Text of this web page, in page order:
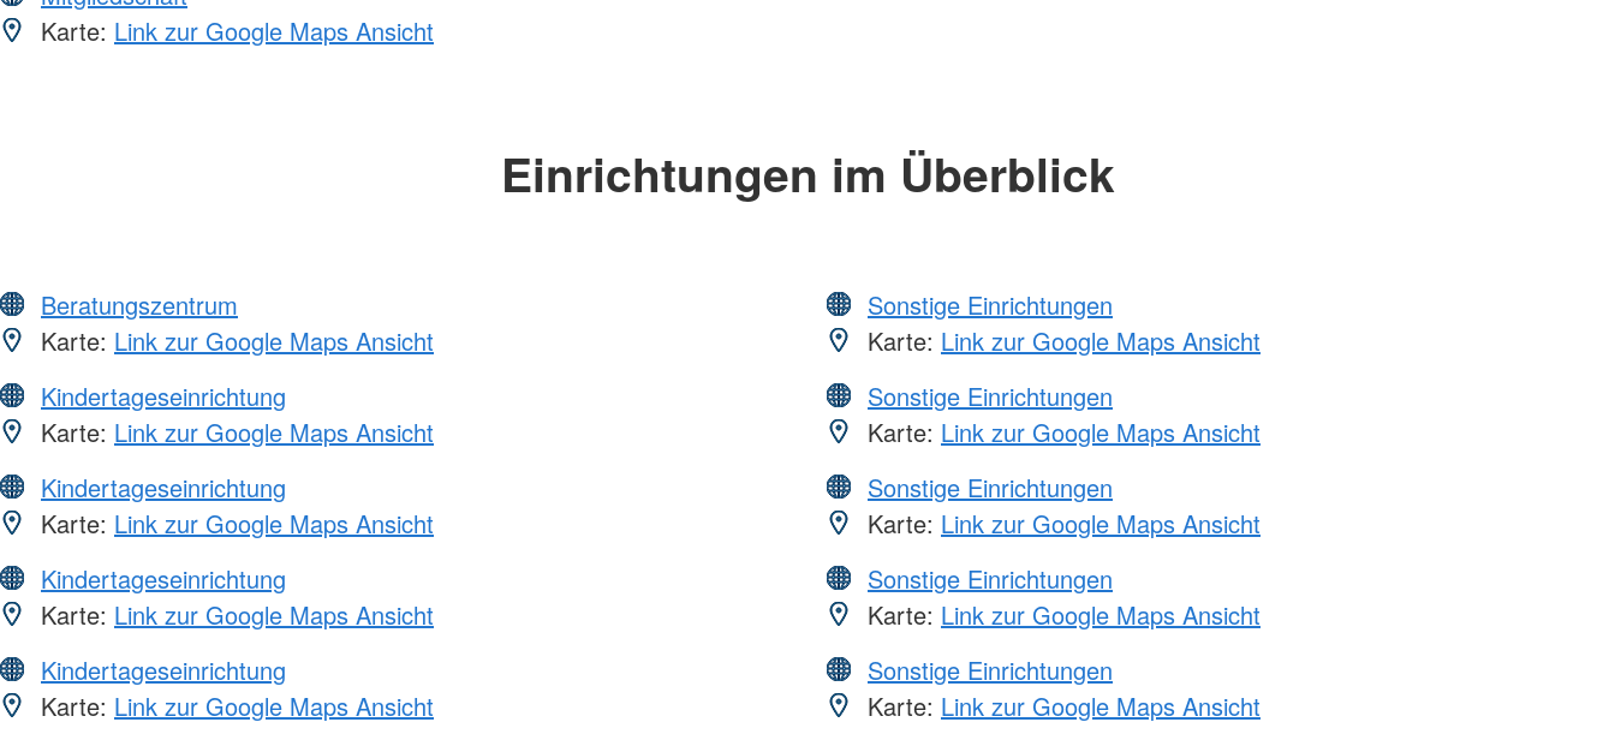
Karte: Link zur Google Maps Ansicht
Einrichtungen im Überblick
Beratungszentrum
Karte: Link zur Google Maps Ansicht
Kindertageseinrichtung
Karte: Link zur Google Maps Ansicht
Kindertageseinrichtung
Karte: Link zur Google Maps Ansicht
Kindertageseinrichtung
Karte: Link zur Google Maps Ansicht
Kindertageseinrichtung
Karte: Link zur Google Maps Ansicht
Sonstige Einrichtungen
Karte: Link zur Google Maps Ansicht
Sonstige Einrichtungen
Karte: Link zur Google Maps Ansicht
Sonstige Einrichtungen
Karte: Link zur Google Maps Ansicht
Sonstige Einrichtungen
Karte: Link zur Google Maps Ansicht
Sonstige Einrichtungen
Karte: Link zur Google Maps Ansicht